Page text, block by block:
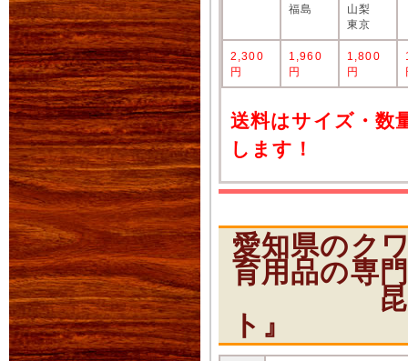
福島
山梨
東京
2,300
円
1,960
円
1,800
円
送料はサイズ・数
します！
愛知県のク
育用品の専
昆虫シ
ト』